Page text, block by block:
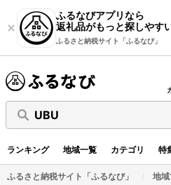
ふるなびアプリなら
返礼品がもっと探しやす
ふるさと納税サイト「ふるなび」
UBU
ランキング 地域一覧 カテゴリ 特
ふるさと納税サイト「ふるなび」 地